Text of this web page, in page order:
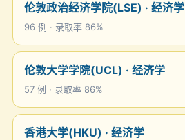
伦敦政治经济学院(LSE) · 经济学
96 例 · 录取率 86%
伦敦大学学院(UCL) · 经济学
57 例 · 录取率 86%
香港大学(HKU) · 经济学